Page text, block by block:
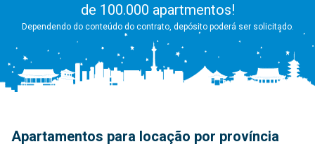
de 100.000 apartmentos!
Dependendo do conteúdo do contrato, depósito poderá ser solicitado.
Apartamentos para locação por província